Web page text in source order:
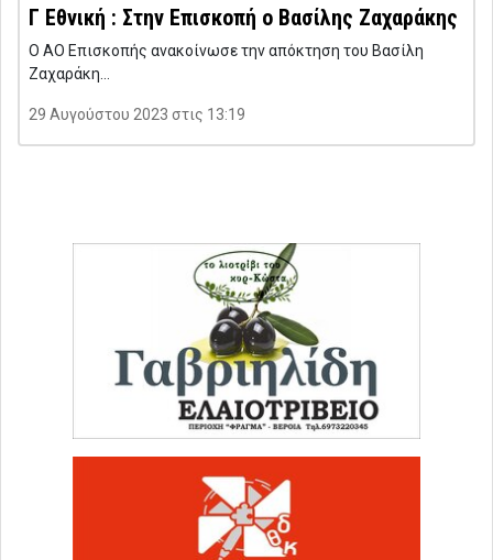
Γ Εθνική : Στην Επισκοπή ο Βασίλης Ζαχαράκης
Ο ΑΟ Επισκοπής ανακοίνωσε την απόκτηση του Βασίλη
Ζαχαράκη…
29 Αυγούστου 2023 στις 13:19